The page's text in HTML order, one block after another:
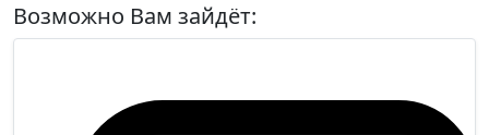
Возможно Вам зайдёт: